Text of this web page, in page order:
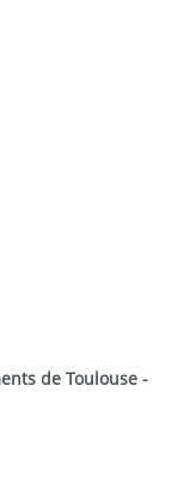
de Toulouse -